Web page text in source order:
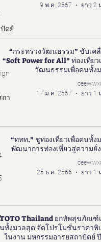
ตย์
า
9 พ.ค. 2567
ยาว 2
“กระทรวงวัฒนธรรม” ขับเคลื่
“Soft Power for All” ท่องเที่ยวเ
วัฒนธรรมเพื่อคนทั้งม
17 ม.ค. 2567
ยาว 1
“ททท.” ชูท่องเที่ยวเพื่อคนทั้งม
พัฒนาการท่องเที่ยวสู่ความยั่ง
25 ธ.ค. 2566
ยาว 1
TOTO Thailand ยกทัพสุขภัณฑ์เ
ทั้งมวลสุด จัดโปรโมชั่นราคาพิเ
ในงาน มหกรรมอารยสถาปัตย์ ปี